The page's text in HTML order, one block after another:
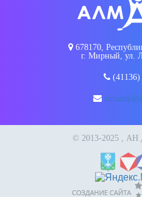
678170,
г. Мирный, ул.
(41136)
© 2013-2025 ,